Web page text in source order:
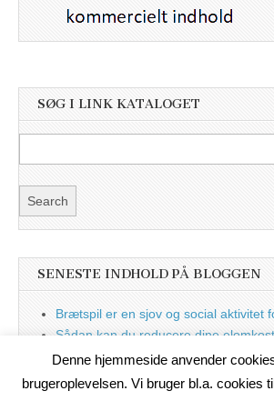
SØG I LINK KATALOGET
SENESTE INDHOLD PÅ BLOGGEN
Brætspil er en sjov og social aktivitet
Sådan kan du reducere dine
tricks til at spare på elprisen
Nu med blog
Denne hjemmeside anvender
brugeroplevelsen. Vi bruger bl.a. cookies